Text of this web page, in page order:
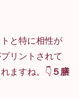
と特に相性が
リントされて
ますね。👇 ５膳